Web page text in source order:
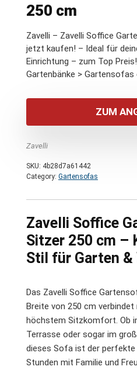
250 cm
Zavelli – Zavelli Soffice
jetzt kaufen! – Ideal für
Einrichtung – zum Top
Gartenbänke > Gartensofas
ZUM
Zavelli
SKU: 4b28d7a61442
Category: Gartensofas
Zavelli Soffice
Sitzer 250 cm –
Stil für Garten &
Das Zavelli Soffice
Breite von 250 cm
höchstem Sitzkomfort. Ob
Terrasse oder sogar im
dieses Sofa ist der
Stunden mit Familie und